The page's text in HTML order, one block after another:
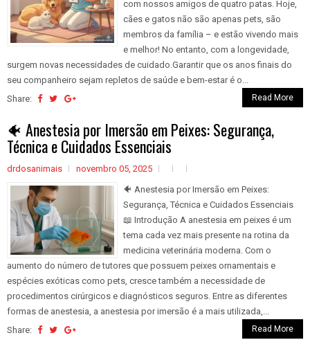
com nossos amigos de quatro patas. Hoje,
cães e gatos não são apenas pets, são
membros da família – e estão vivendo mais
e melhor! No entanto, com a longevidade,
surgem novas necessidades de cuidado.Garantir que os anos finais do
seu companheiro sejam repletos de saúde e bem-estar é o...
Share:
Read More
🐠 Anestesia por Imersão em Peixes: Segurança,
Técnica e Cuidados Essenciais
drdosanimais
novembro 05, 2025
🐠 Anestesia por Imersão em Peixes:
Segurança, Técnica e Cuidados Essenciais
📖 Introdução A anestesia em peixes é um
tema cada vez mais presente na rotina da
medicina veterinária moderna. Com o
aumento do número de tutores que possuem peixes ornamentais e
espécies exóticas como pets, cresce também a necessidade de
procedimentos cirúrgicos e diagnósticos seguros. Entre as diferentes
formas de anestesia, a anestesia por imersão é a mais utilizada,...
Share:
Read More